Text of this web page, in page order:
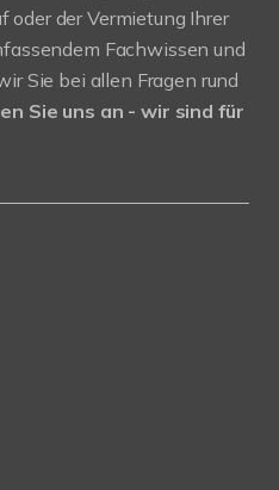
der Vermietung Ihrer
Fachwissen und
Sie bei allen Fragen rund
Sie uns an - wir sind für